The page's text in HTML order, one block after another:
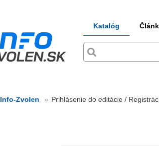
Katalóg
Info-Zvolen Prihlásenie do editácie /